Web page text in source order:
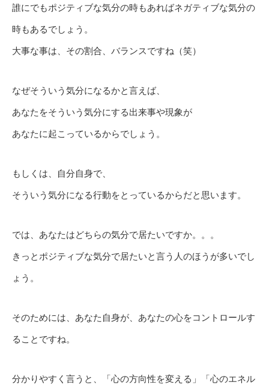
誰にでもポジティブな気分の時もあればネガティブな気分の
時もあるでしょう。
大事な事は、その割合、バランスですね（笑）
なぜそういう気分になるかと言えば、
あなたをそういう気分にする出来事や現象が
あなたに起こっているからでしょう。
もしくは、自分自身で、
そういう気分になる行動をとっているからだと思います。
では、あなたはどちらの気分で居たいですか。。。
きっとポジティブな気分で居たいと言う人のほうが多いでし
ょう。
そのためには、あなた自身が、あなたの心をコントロールす
ることですね。
分かりやすく言うと、「心の方向性を変える」「心のエネル